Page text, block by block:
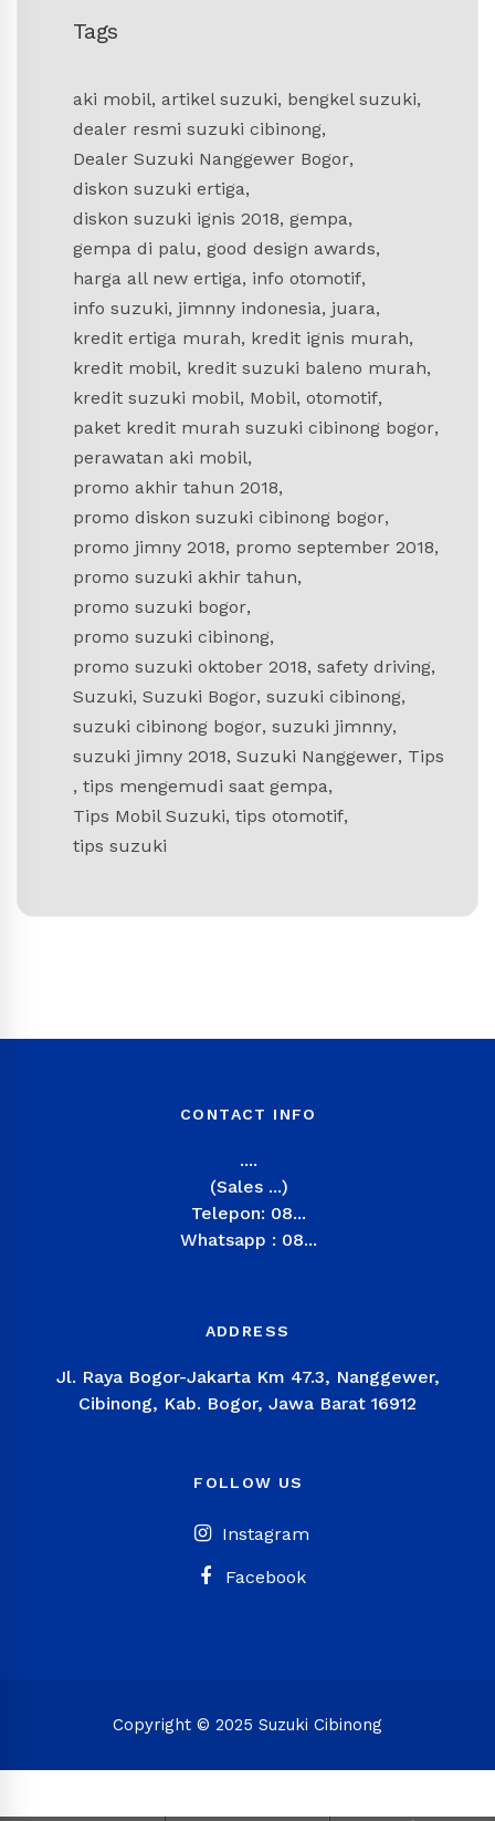
Tags
aki mobil, artikel suzuki, bengkel suzuki,
dealer resmi suzuki cibinong,
Dealer Suzuki Nanggewer Bogor,
diskon suzuki ertiga,
diskon suzuki ignis 2018, gempa,
gempa di palu, good design awards,
harga all new ertiga, info otomotif,
info suzuki, jimnny indonesia, juara,
kredit ertiga murah, kredit ignis murah,
kredit mobil, kredit suzuki baleno murah,
kredit suzuki mobil, Mobil, otomotif,
paket kredit murah suzuki cibinong bogor,
perawatan aki mobil,
promo akhir tahun 2018,
promo diskon suzuki cibinong bogor,
promo jimny 2018, promo september 2018,
promo suzuki akhir tahun,
promo suzuki bogor,
promo suzuki cibinong,
promo suzuki oktober 2018, safety driving,
Suzuki, Suzuki Bogor, suzuki cibinong,
suzuki cibinong bogor, suzuki jimnny,
suzuki jimny 2018, Suzuki Nanggewer, Tips
, tips mengemudi saat gempa,
Tips Mobil Suzuki, tips otomotif,
tips suzuki
CONTACT INFO
....
(Sales ...)
Telepon: 08...
Whatsapp : 08...
ADDRESS
Jl. Raya Bogor-Jakarta Km 47.3, Nanggewer,
Cibinong, Kab. Bogor, Jawa Barat 16912
FOLLOW US
Instagram
Facebook
Copyright © 2025 Suzuki Cibinong